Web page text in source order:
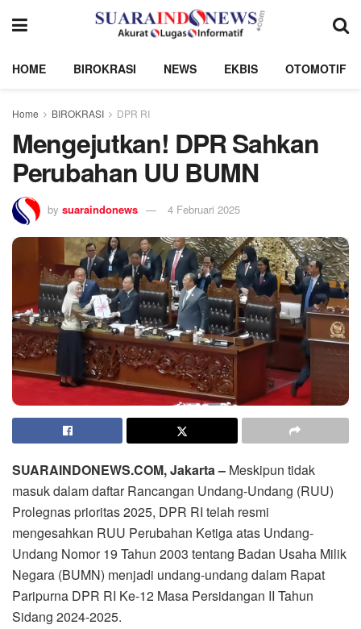
HOME BIROKRASI NEWS EKBIS OTOMOTIF
Home BIROKRASI DPR RI
Mengejutkan! DPR Sahkan
Perubahan UU BUMN
by suaraindonews 4 Februari 2025
SUARAINDONEWS.COM, Jakarta – Meskipun tidak
masuk dalam daftar Rancangan Undang-Undang (RUU)
Prolegnas prioritas 2025, DPR RI telah resmi
mengesahkan RUU Perubahan Ketiga atas Undang-
Undang Nomor 19 Tahun 2003 tentang Badan Usaha Milik
Negara (BUMN) menjadi undang-undang dalam Rapat
Paripurna DPR RI Ke-12 Masa Persidangan II Tahun
Sidang 2024-2025.